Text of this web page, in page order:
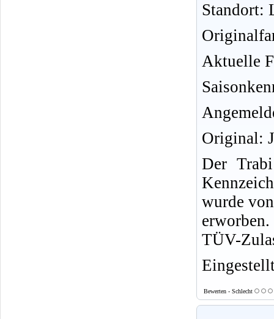
Standort:
Aktuelle
Original:
Der
wurde
TÜV-
Bewerten - Schlecht